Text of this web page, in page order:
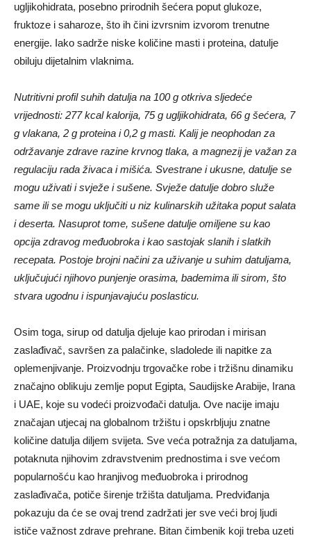
ugljikohidrata, posebno prirodnih šećera poput glukoze,
fruktoze i saharoze, što ih čini izvrsnim izvorom trenutne
energije. Iako sadrže niske količine masti i proteina, datulje
obiluju dijetalnim vlaknima.
Nutritivni profil suhih datulja na 100 g otkriva sljedeće
vrijednosti: 277 kcal kalorija, 75 g ugljikohidrata, 66 g šećera, 7
g vlakana, 2 g proteina i 0,2 g masti. Kalij je neophodan za
održavanje zdrave razine krvnog tlaka, a magnezij je važan za
regulaciju rada živaca i mišića. Svestrane i ukusne, datulje se
mogu uživati ​​i svježe i sušene. Svježe datulje dobro služe
same ili se mogu uključiti u niz kulinarskih užitaka poput salata
i deserta. Nasuprot tome, sušene datulje omiljene su kao
opcija zdravog međuobroka i kao sastojak slanih i slatkih
recepata. Postoje brojni načini za uživanje u suhim datuljama,
uključujući njihovo punjenje orasima, bademima ili sirom, što
stvara ugodnu i ispunjavajuću poslasticu.
Osim toga, sirup od datulja djeluje kao prirodan i mirisan
zaslađivač, savršen za palačinke, sladolede ili napitke za
oplemenjivanje. Proizvodnju trgovačke robe i tržišnu dinamiku
značajno oblikuju zemlje poput Egipta, Saudijske Arabije, Irana
i UAE, koje su vodeći proizvođači datulja. Ove nacije imaju
značajan utjecaj na globalnom tržištu i opskrbljuju znatne
količine datulja diljem svijeta. Sve veća potražnja za datuljama,
potaknuta njihovim zdravstvenim prednostima i sve većom
popularnošću kao hranjivog međuobroka i prirodnog
zaslađivača, potiče širenje tržišta datuljama. Predviđanja
pokazuju da će se ovaj trend zadržati jer sve veći broj ljudi
ističe važnost zdrave prehrane. Bitan čimbenik koji treba uzeti